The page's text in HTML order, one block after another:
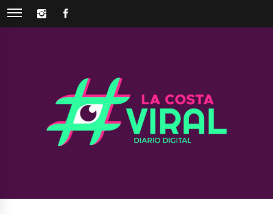
Skip
INSTAGRAM
Viral